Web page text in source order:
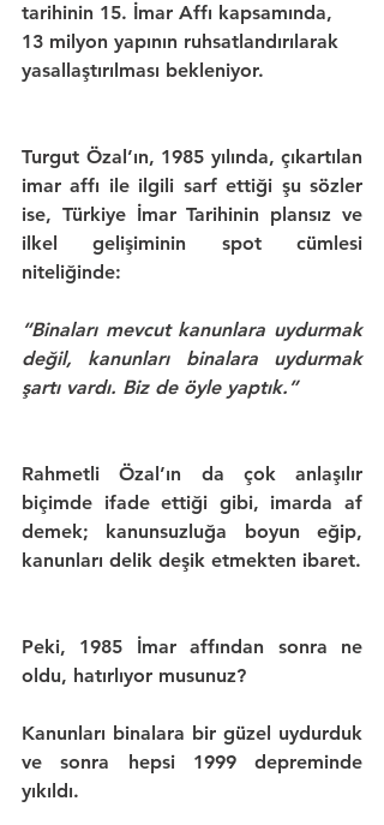
tarihinin 15. İmar Affı kapsamında,
13 milyon yapının ruhsatlandırılarak
yasallaştırılması bekleniyor.
Turgut Özal’ın, 1985 yılında, çıkartılan
imar affı ile ilgili sarf ettiği şu sözler
ise, Türkiye İmar Tarihinin plansız ve
ilkel gelişiminin spot cümlesi
niteliğinde:
“Binaları mevcut kanunlara uydurmak
değil, kanunları binalara uydurmak
şartı vardı. Biz de öyle yaptık.”
Rahmetli Özal’ın da çok anlaşılır
biçimde ifade ettiği gibi, imarda af
demek; kanunsuzluğa boyun eğip,
kanunları delik deşik etmekten ibaret.
Peki, 1985 İmar affından sonra ne
oldu, hatırlıyor musunuz?
Kanunları binalara bir güzel uydurduk
ve sonra hepsi 1999 depreminde
yıkıldı.